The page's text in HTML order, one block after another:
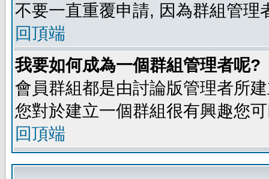
不要一直重覆申請, 因為群組管理
回頂端
我要如何成為一個群組管理者呢?
會員群組都是由討論版管理者所
您對於建立一個群組很有興趣您
回頂端